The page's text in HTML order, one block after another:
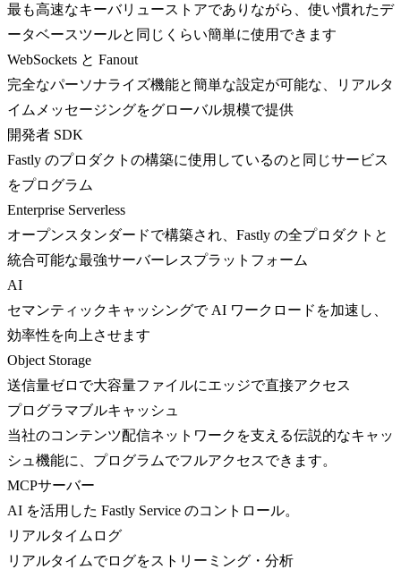
最も高速なキーバリューストアでありながら、使い慣れたデ
ータベースツールと同じくらい簡単に使用できます
WebSockets と Fanout
完全なパーソナライズ機能と簡単な設定が可能な、リアルタ
イムメッセージングをグローバル規模で提供
開発者 SDK
Fastly のプロダクトの構築に使用しているのと同じサービス
をプログラム
Enterprise Serverless
オープンスタンダードで構築され、Fastly の全プロダクトと
統合可能な最強サーバーレスプラットフォーム
AI
セマンティックキャッシングで AI ワークロードを加速し、
効率性を向上させます
Object Storage
送信量ゼロで大容量ファイルにエッジで直接アクセス
プログラマブルキャッシュ
当社のコンテンツ配信ネットワークを支える伝説的なキャッ
シュ機能に、プログラムでフルアクセスできます。
MCPサーバー
AI を活用した Fastly Service のコントロール。
リアルタイムログ
リアルタイムでログをストリーミング・分析